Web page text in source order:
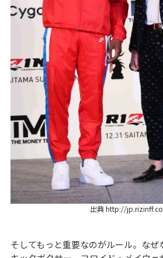
出典 http://
そしてもっと重要なのがルール。な